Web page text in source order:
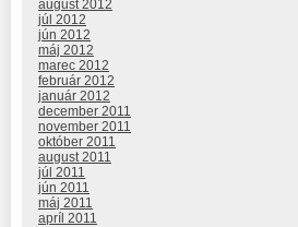
august 2012
júl 2012
jún 2012
máj 2012
marec 2012
február 2012
január 2012
december 2011
november 2011
október 2011
august 2011
júl 2011
jún 2011
máj 2011
apríl 2011